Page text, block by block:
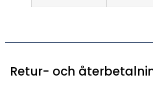
Retur- och